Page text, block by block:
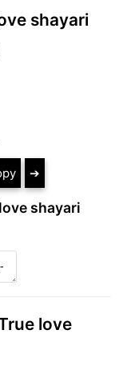
shayari
➔
shayari
love